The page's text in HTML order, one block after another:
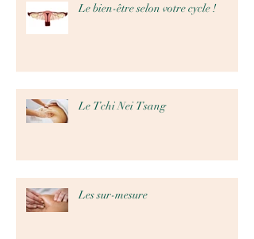
Le bien-être selon votre cycle !
Le Tchi Nei Tsang
Les sur-mesure